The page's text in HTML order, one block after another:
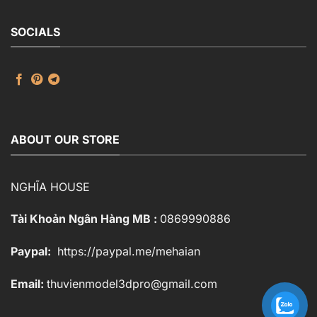
SOCIALS
ABOUT OUR STORE
NGHĨA HOUSE
Tài Khoản Ngân Hàng MB : 0869990886
Paypal: https://paypal.me/mehaian
Email: thuvienmodel3dpro@gmail.com